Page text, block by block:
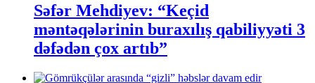
Səfər Mehdiyev: “Keçid
məntəqələrinin buraxılış qabiliyyəti 3
dəfədən çox artıb”